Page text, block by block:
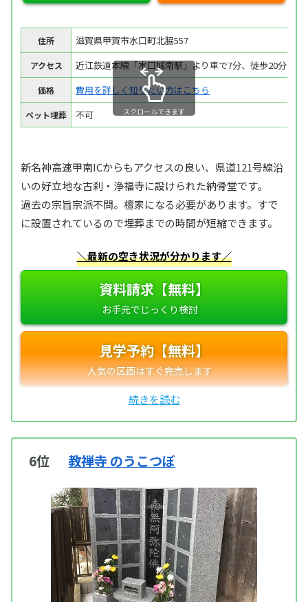
住所 滋賀県甲賀市水口町北脇557
アクセス 近江鉄道本線「水口城南駅」より車で7分、徒歩20分
価格 費用を詳しく知りたい方はこちら
ペット埋葬 不可 スクロールできます
新名神高速甲南ICからもアクセスの良い、県道121号線沿
いの好立地な古刹・浄福寺に設けられた納骨堂です。
過去の宗旨宗派不問。檀家になる必要があります。すで
に設置されているので埋葬までの時間が短縮できます。
＼最新の空き状況が分かります／
資料請求【無料】
見学予約【無料】
6位 教禅寺 のうこつぼ